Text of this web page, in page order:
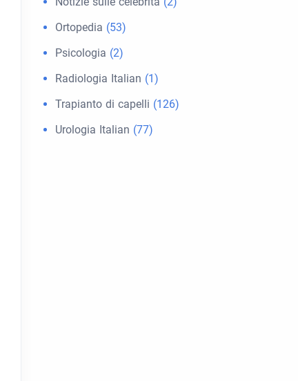
Ortopedia (53)
Psicologia (2)
Radiologia Italian (1)
Trapianto di capelli (126)
Urologia Italian (77)